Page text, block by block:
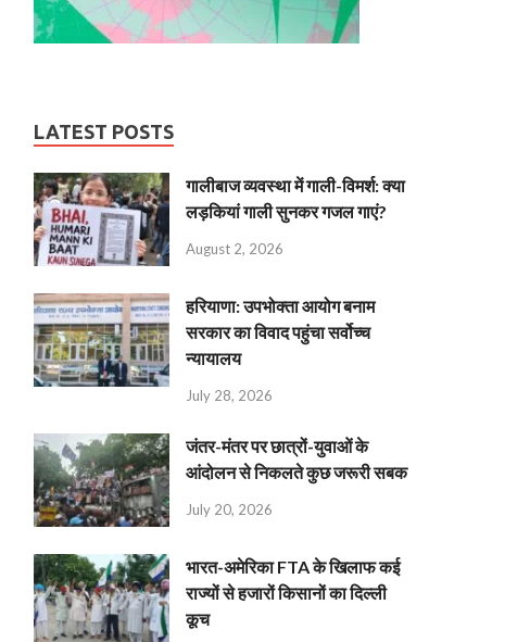
LATEST POSTS
गालीबाज व्‍यवस्‍था में गाली-विमर्श: क्या
लड़कियां गाली सुनकर गजल गाएं?
August 2, 2026
हरियाणा: उपभोक्ता आयोग बनाम
सरकार का विवाद पहुंचा सर्वोच्च
न्यायालय
July 28, 2026
जंतर-मंतर पर छात्रों-युवाओं के
आंदोलन से निकलते कुछ जरूरी सबक
July 20, 2026
भारत-अमेरिका FTA के खिलाफ कई
राज्यों से हजारों किसानों का दिल्ली
कूच